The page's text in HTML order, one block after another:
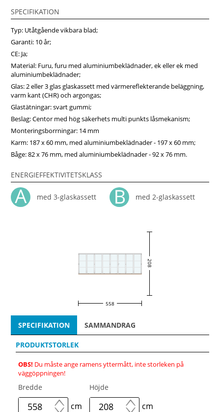
mått för perfekt passform i Sverige.
SPECIFIKATION
Typ: Utåtgående vikbara blad;
Garanti: 10 år;
CE: Ja;
Material: Furu, furu med aluminiumbeklädnader, ek eller ek med
aluminiumbeklädnader;
Glas: 2 eller 3 glas glaskassett med värmereflekterande beläggning,
varm kant (CHR) och argongas;
Glastätningar: svart gummi;
Beslag: Centor med hög säkerhets multi punkts låsmekanism;
Monteringsborrningar: 14 mm
Karm: 187 x 60 mm, med aluminiumbeklädnader - 197 x 60 mm;
Båge: 82 x 76 mm, med aluminiumbeklädnader - 92 x 76 mm.
ENERGIEFFEKTIVITETSKLASS
med 3-glaskassett med 2-glaskassett
208
558
SPECIFIKATION SAMMANDRAG
PRODUKTSTORLEK
OBS! Du måste ange ramens yttermått, inte storleken på
väggöppningen!
Bredde
cm
Höjde
cm